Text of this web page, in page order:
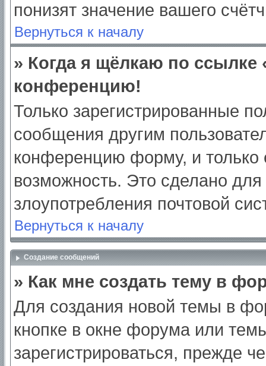
понизят значение вашего
Вернуться к началу
» Когда я щёлкаю по ссылке
конференцию!
Только зарегистрированные
сообщения другим
конференцию форму, и только
возможность. Это сделано для
злоупотребления почтовой
Вернуться к началу
Создание сообщений
» Как мне создать тему в
Для создания новой темы в
кнопке в окне форума или
зарегистрироваться, прежде